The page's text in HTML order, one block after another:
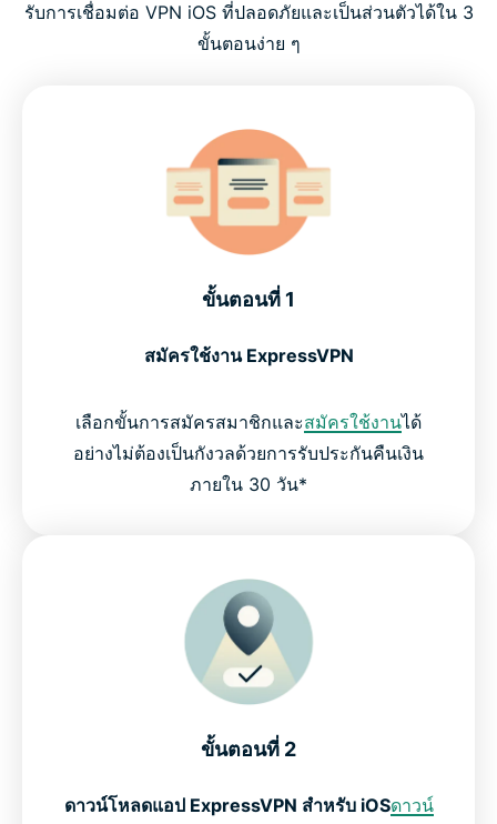
รับการเชื่อมต่อ VPN iOS ที่ปลอดภัยและเป็นส่วนตัวได้ใน 3
ขั้นตอนง่าย ๆ
ขั้นตอนที่ 1
สมัครใช้งาน ExpressVPN
เลือกขั้นการสมัครสมาชิกและสมัครใช้งานได้
อย่างไม่ต้องเป็นกังวลด้วยการรับประกันคืนเงิน
ภายใน 30 วัน*
ขั้นตอนที่ 2
ดาวน์โหลดแอป ExpressVPN สำหรับ iOSดาวน์